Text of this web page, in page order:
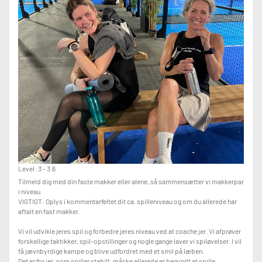
Level: 3 - 3.6
Tilmeld dig med din faste makker eller alene, så sammensætter vi makkerpar
i niveau.
VIGTIGT: Oplys i kommentarfeltet dit ca. spilleniveau og om du allerede har
aftalt en fast makker.
Vi vil udvikle jeres spil og forbedre jeres niveau ved at coache jer. Vi afprøver
forskellige taktikker, spil-opstillinger og nogle gange laver vi spiløvelser. I vil
få jævnbyrdige kampe og blive udfordret med et smil på læben.